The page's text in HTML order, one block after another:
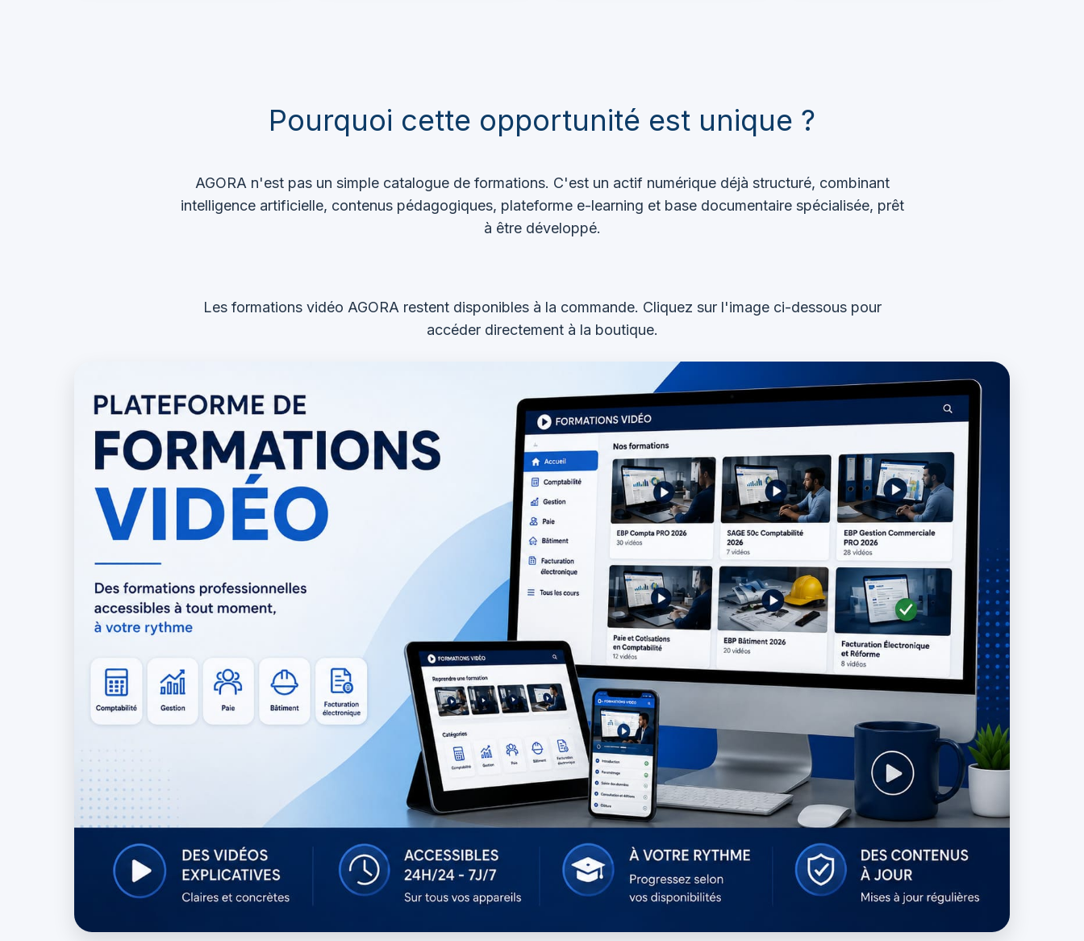
Pourquoi cette opportunité est unique ?
AGORA n'est pas un simple catalogue de formations. C'est un actif numérique déjà structuré, combinant
intelligence artificielle, contenus pédagogiques, plateforme e-learning et base documentaire spécialisée, prêt
à être développé.
Les formations vidéo AGORA restent disponibles à la commande. Cliquez sur l'image ci-dessous pour
accéder directement à la boutique.